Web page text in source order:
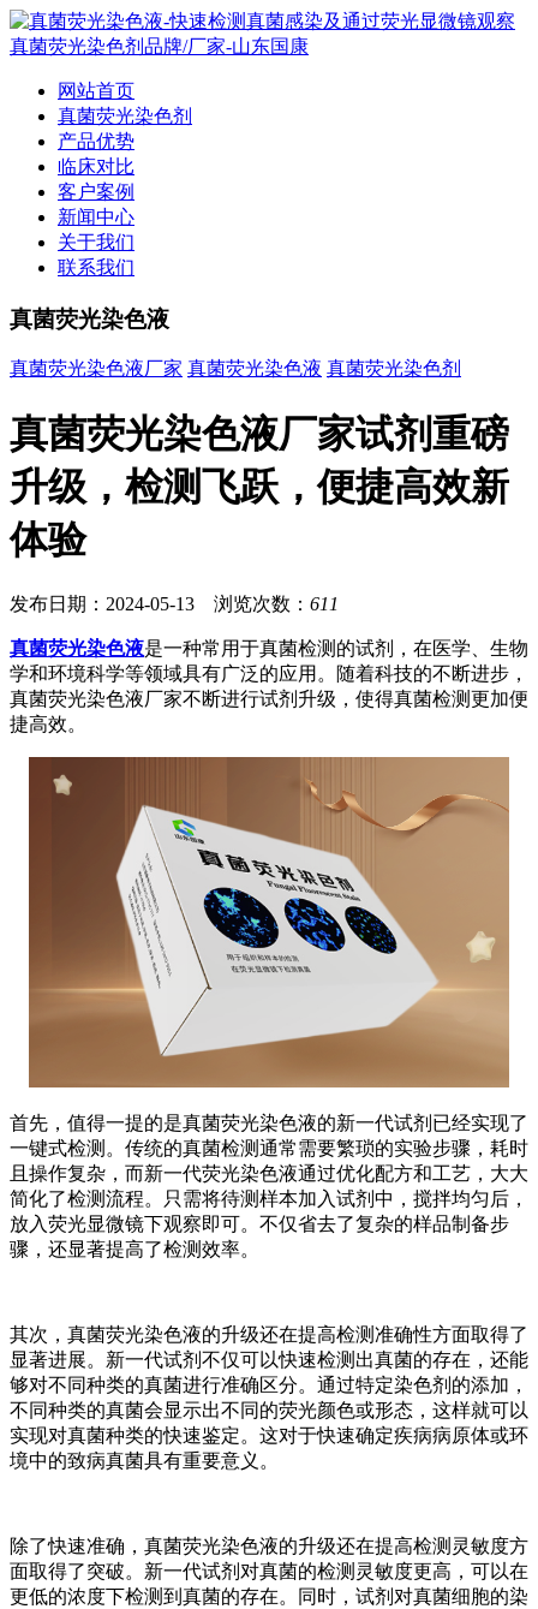
网站首页
真菌荧光染色剂
产品优势
临床对比
客户案例
新闻中心
关于我们
联系我们
真菌荧光染色液
真菌荧光染色液厂家 真菌荧光染色液 真菌荧光染色剂
真菌荧光染色液厂家试剂重磅
升级，检测飞跃，便捷高效新
体验
发布日期：2024-05-13 浏览次数： 611
真菌荧光染色液是一种常用于真菌检测的试剂，在医学、生物
学和环境科学等领域具有广泛的应用。随着科技的不断进步，
真菌荧光染色液厂家不断进行试剂升级，使得真菌检测更加便
捷高效。
首先，值得一提的是真菌荧光染色液的新一代试剂已经实现了
一键式检测。传统的真菌检测通常需要繁琐的实验步骤，耗时
且操作复杂，而新一代荧光染色液通过优化配方和工艺，大大
简化了检测流程。只需将待测样本加入试剂中，搅拌均匀后，
放入荧光显微镜下观察即可。不仅省去了复杂的样品制备步
骤，还显著提高了检测效率。
其次，真菌荧光染色液的升级还在提高检测准确性方面取得了
显著进展。新一代试剂不仅可以快速检测出真菌的存在，还能
够对不同种类的真菌进行准确区分。通过特定染色剂的添加，
不同种类的真菌会显示出不同的荧光颜色或形态，这样就可以
实现对真菌种类的快速鉴定。这对于快速确定疾病病原体或环
境中的致病真菌具有重要意义。
除了快速准确，真菌荧光染色液的升级还在提高检测灵敏度方
面取得了突破。新一代试剂对真菌的检测灵敏度更高，可以在
更低的浓度下检测到真菌的存在。同时，试剂对真菌细胞的染